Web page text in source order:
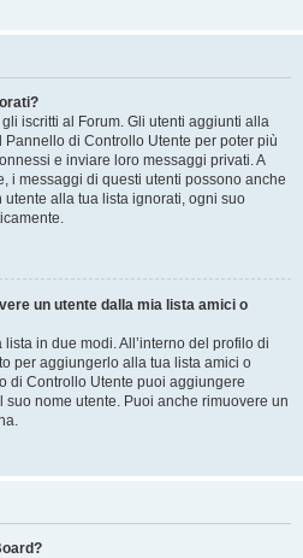
iscritti al Forum. Gli utenti aggiunti alla
di Controllo Utente per poter più
e inviare loro messaggi privati. A
i messaggi di questi utenti possono anche
alla tua lista ignorati, ogni suo
un utente dalla mia lista amici o
in due modi. All’interno del profilo di
per aggiungerlo alla tua lista amici o
di Controllo Utente puoi aggiungere
nome utente. Puoi anche rimuovere un